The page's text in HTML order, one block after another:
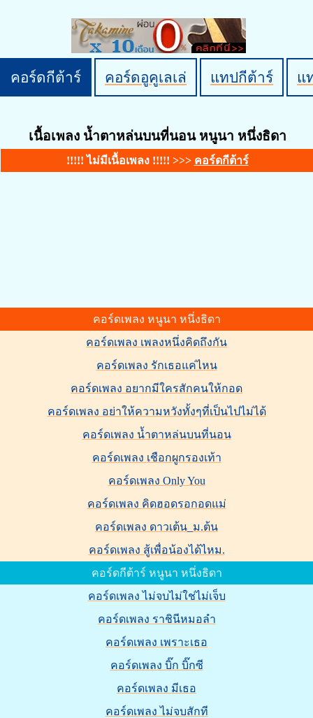
คอร์ดกีต้าร์ คอร์ดอูคูเลเล่ แทปกีต้าร์ แ
เนื้อเพลง น้ำตาหล่นบนที่นอน หนูนา หนึ่งธิดา
!!!!! ไม่มีเนื้อเพลง !!!!! >>> คอร์ดกีต้าร์
คอร์ดเพลง หนูนา หนึ่งธิดา
คอร์ดเพลง เพลงหนึ่งคิดถึงกัน
คอร์ดเพลง รักเธอแค่ไหน
คอร์ดเพลง อยากมีใครสักคนให้กอด
คอร์ดเพลง อย่าให้ความหวังทั้งๆที่เป็นไปไม่ได้
คอร์ดเพลง น้ำตาหล่นบนที่นอน
คอร์ดเพลง เชือกผูกรองเท้า
คอร์ดเพลง Only You
คอร์ดเพลง คิดฮอดรอกอดแม่
คอร์ดเพลง ดาวเต้น_ม.ต้น
คอร์ดเพลง สู้เพื่อน้องได้ไหม.
คอร์ดกีต้าร์ หนูนา หนึ่งธิดา
คอร์ดเพลง ไม่จบไม่ใช่ไม่เจ็บ
คอร์ดเพลง ราชินีหมอลำ
คอร์ดเพลง เพราะเธอ
คอร์ดเพลง บิ๊ก บิ๊กซี
คอร์ดเพลง มีเธอ
คอร์ดเพลง ไม่จบสักที